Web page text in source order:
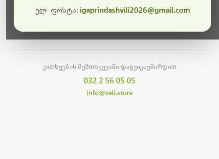
კითხვების შემთხვევაში დაგვიკავშირდით
032 2 56 05 05
info@veli.store
ელ- ფოსტა: igaprindashvili2026@gmail.com